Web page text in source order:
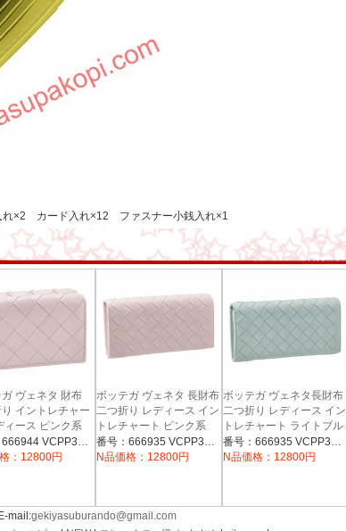
×2 カード入れ×12 ファスナー小銭入れ×1
ヴェネタ 財布
イントレチャー
ィース ピンク系
VCPP3 5903 番号：666944 VCPP3 5903
：12800円
ボッテガ ヴェネタ 長財布
二つ折り レディース イン
トレチャート ピンク系
666935 VCPP3 5903 番号：666935 VCPP3 5903
N品価格：12800円
ボッテガ ヴェネタ長財布
二つ折り レディース イン
トレチャート ライトブル
ー系 666935 VCPP3
3902
番号：666935 VCPP3 3902
N品価格：12800円
mail:gekiyasuburando@gmail.com